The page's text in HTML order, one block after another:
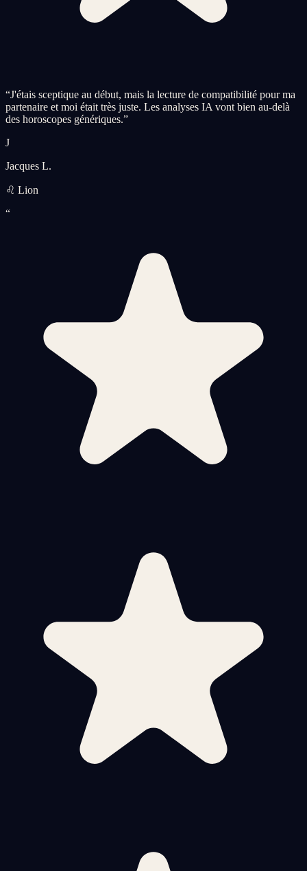
“J'étais sceptique au début, mais la lecture de compatibilité pour ma
partenaire et moi était très juste. Les analyses IA vont bien au-delà
des horoscopes génériques.”
J
Jacques L.
♌ Lion
“